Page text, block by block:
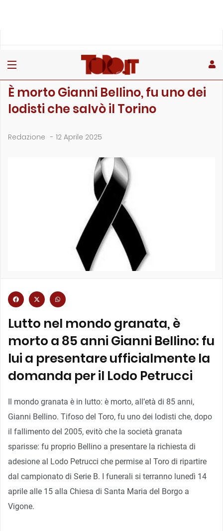
È morto Gianni Bellino, fu uno dei
lodisti che salvò il Torino
Redazione - 12 Aprile 2025
Lutto nel mondo granata, è
morto a 85 anni Gianni Bellino: fu
lui a presentare ufficialmente la
domanda per il Lodo Petrucci
Il mondo granata è in lutto: è morto, all’età di 85 anni,
Gianni Bellino. Tifoso del Toro, fu uno dei lodisti che, dopo
il fallimento del 2005, evitò che la società granata
sparisse: fu proprio Bellino a presentare la richiesta di
adesione al Lodo Petrucci che permise al Toro di ripartire
dal campionato di Serie B. I funerali si terranno lunedì 14
aprile alle 15 alla Chiesa di Santa Maria del Borgo a
Vigone.